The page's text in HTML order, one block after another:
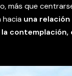
más que
hacia una
la contemplación,